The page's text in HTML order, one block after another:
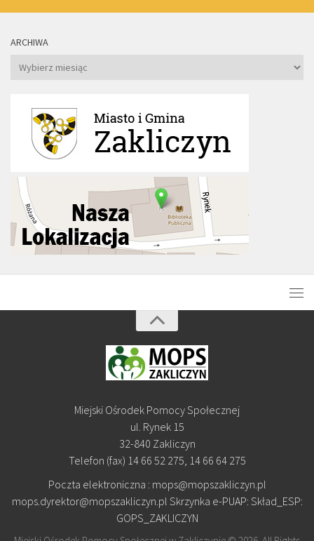
ARCHIWA
Archiwa
Miejski Ośrodek Pomocy Społecznej
ul. Rynek 15
32-840 Zakliczyn
Telefon (fax) 14 66 52 275, 14 66 64 275
Poczta elektroniczna : mops@mopszakliczyn.pl
mops.dyrektor@mopszakliczyn.pl Skrzynka e-PUAP: Skład_ESP:
GOPS_ZAKLICZYN